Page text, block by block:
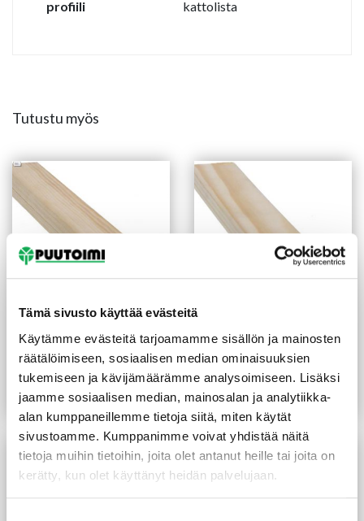
Tämä sivusto käyttää evästeitä
Käytämme evästeitä tarjoamamme sisällön ja mainosten
räätälöimiseen, sosiaalisen median ominaisuuksien
tukemiseen ja kävijämäärämme analysoimiseen. Lisäksi
jaamme sosiaalisen median, mainosalan ja analytiikka-
alan kumppaneillemme tietoja siitä, miten käytät
sivustoamme. Kumppanimme voivat yhdistää näitä
tietoja muihin tietoihin, joita olet antanut heille tai joita on
kerätty, kun olet käyttänyt heidän palvelujaan.
profiili
kattolista
Tutustu myös
Mattolista 11X16X3300
mm mänty
4,20 /kpl
(1,27 €/m)
Lue lisää
Peitelista 8X21X3300 mm
mänty
€ /kpl
(1,48 €/m)
Lue lisää